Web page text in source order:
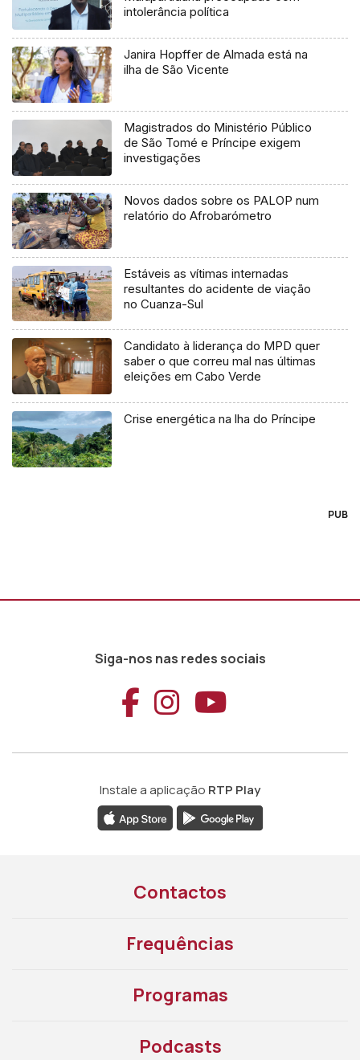
intolerância política
Janira Hopffer de Almada está na
ilha de São Vicente
Magistrados do Ministério Público
de São Tomé e Príncipe exigem
investigações
Novos dados sobre os PALOP num
relatório do Afrobarómetro
Estáveis as vítimas internadas
resultantes do acidente de viação
no Cuanza-Sul
Candidato à liderança do MPD quer
saber o que correu mal nas últimas
eleições em Cabo Verde
Crise energética na lha do Príncipe
PUB
Siga-nos nas redes sociais
Aceder ao
Aceder ao
Aceder
Instale a aplicação RTP Play
Contactos
Frequências
Programas
Podcasts